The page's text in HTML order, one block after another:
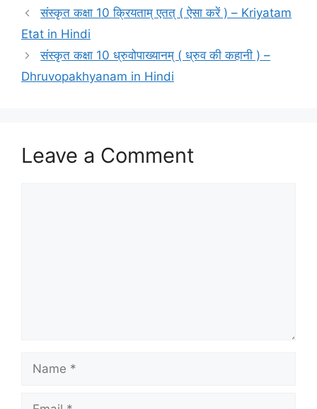
संस्कृत कक्षा 10 क्रियताम् एतत् ( ऐसा करें ) – Kriyatam
Etat in Hindi
संस्कृत कक्षा 10 ध्रुवोपाख्‍यानम् ( ध्रुव की कहानी ) –
Dhruvopakhyanam in Hindi
Leave a Comment
Name
Email